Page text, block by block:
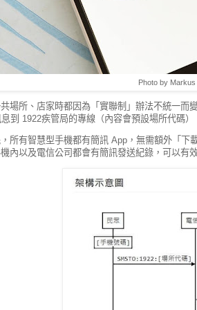
Photo by
場所、店家時都因為「實聯制」辦法不統一
到 1922疾管局的專線（內容會預設場所代碼）
所有智慧型手機都有簡訊 App，無需額外「
內以及電信公司都會有簡訊發送紀錄，可以有